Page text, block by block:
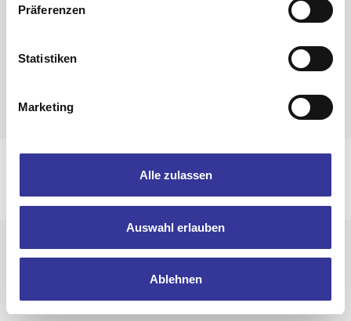
Präferenzen
Statistiken
Marketing
Alle zulassen
Auswahl erlauben
Ablehnen
Impressum Datenschutzerklärung